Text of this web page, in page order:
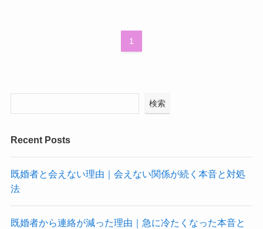
1
検索
Recent Posts
既婚者と会えない理由｜会えない関係が続く本音と対処
法
既婚者から連絡が減った理由｜急に冷たくなった本音と